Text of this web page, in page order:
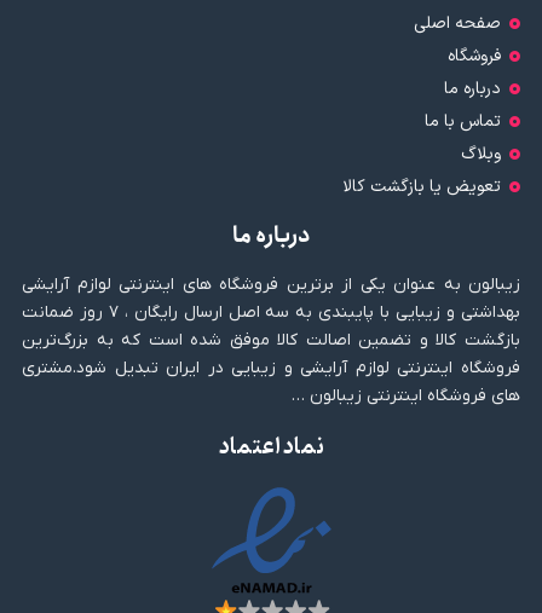
صفحه اصلی
فروشگاه
درباره ما
تماس با ما
وبلاگ
تعویض یا بازگشت کالا
درباره ما
زیبالون به عنوان یکی از برترین فروشگاه های اینترنتی لوازم آرایشی
بهداشتی و زیبایی با پایبندی به سه اصل ارسال رایگان ، ۷ روز ضمانت
بازگشت کالا و تضمین اصالت کالا موفق شده است که به بزرگ‌ترین
فروشگاه اینترنتی لوازم آرایشی و زیبایی در ایران تبدیل شود.مشتری
های فروشگاه اینترنتی زیبالون …
نماد اعتماد